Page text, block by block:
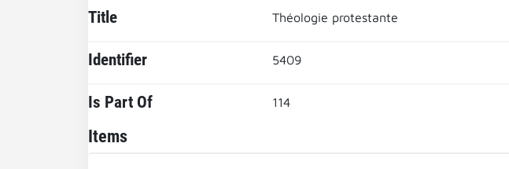
Title Théologie protestante
Identifier 5409
Is Part Of 114
Items